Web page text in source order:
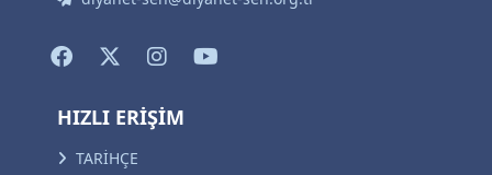
HIZLI ERİŞİM
TARİHÇE